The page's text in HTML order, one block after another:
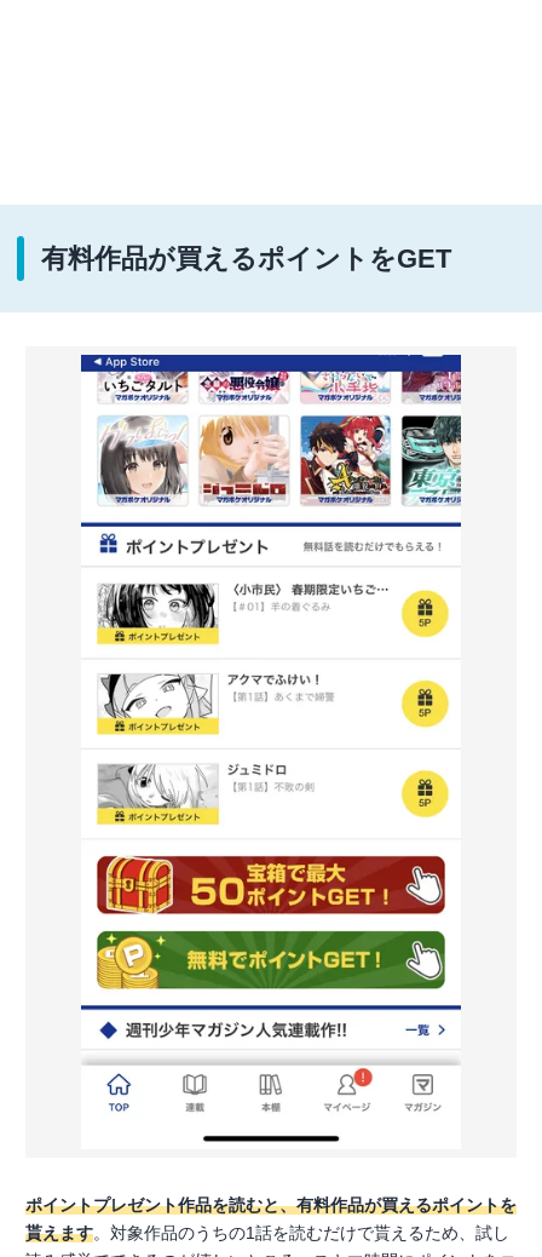
有料作品が買えるポイントをGET
ポイントプレゼント作品を読むと、有料作品が買えるポイントを
貰えます。対象作品のうちの1話を読むだけで貰えるため、試し